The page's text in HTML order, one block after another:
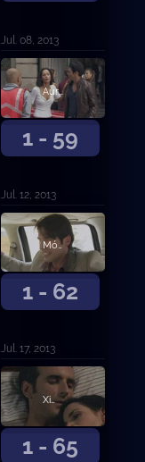
Jul. 08, 2013
1 - 59
Aurelio asesina a la periodista Eugenia
Jul. 12, 2013
1 - 62
Mónica sentencia de muerte a Aurelio
Jul. 17, 2013
1 - 65
Ximena hace el amor con el Turco